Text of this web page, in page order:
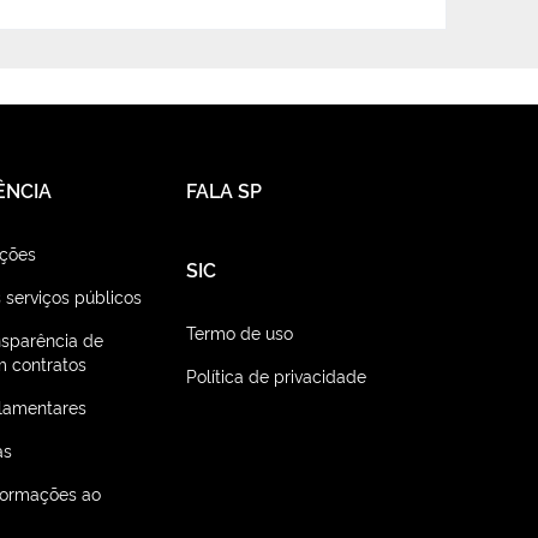
serviços públicos
de
contratos
ao
FALA SP
SIC
Termo de uso
Política de privacidade